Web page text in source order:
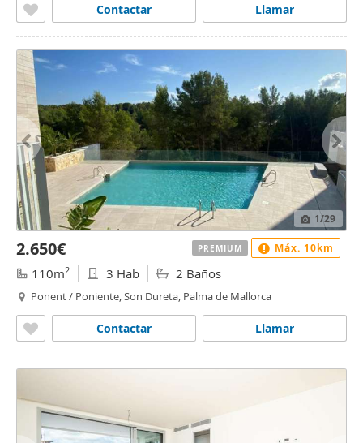
Llamar
Contactar
1/29
2.650€
110m2 3 Hab 2 Baños
Ponent / Poniente, Son Dureta, Palma de Mallorca
Llamar
Contactar
PREMIUM Máx. 10km